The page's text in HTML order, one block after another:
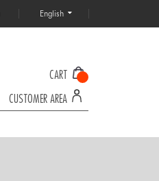
English
CART
CUSTOMER AREA